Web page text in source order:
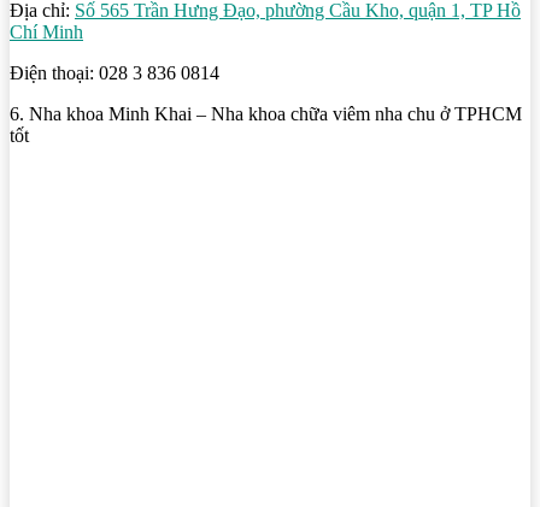
Địa chỉ: Số 565 Trần Hưng Đạo, phường Cầu Kho, quận 1, TP Hồ
Chí Minh
Điện thoại: 028 3 836 0814
6. Nha khoa Minh Khai – Nha khoa chữa viêm nha chu ở TPHCM
tốt